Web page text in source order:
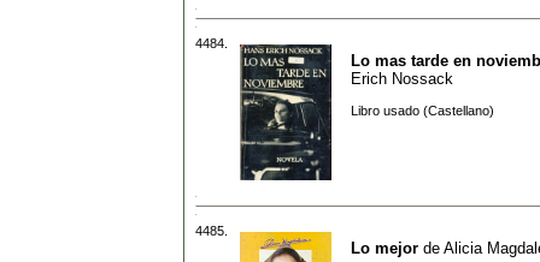
4484.
Lo mas tarde en
Erich Nossack
Libro usado (Castellano)
4485.
Lo mejor de Alicia